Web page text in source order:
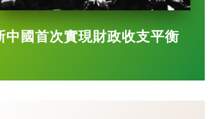
「英語學渣」
才
市大腦」 有
中國首次實現財政收支平衡